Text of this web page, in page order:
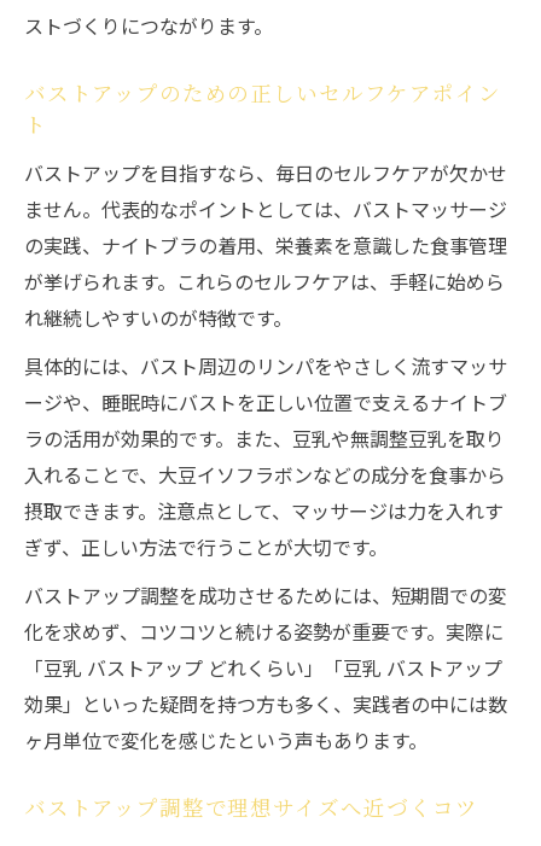
ストづくりにつながります。
バストアップのための正しいセルフケアポイン
ト
バストアップを目指すなら、毎日のセルフケアが欠かせ
ません。代表的なポイントとしては、バストマッサージ
の実践、ナイトブラの着用、栄養素を意識した食事管理
が挙げられます。これらのセルフケアは、手軽に始めら
れ継続しやすいのが特徴です。
具体的には、バスト周辺のリンパをやさしく流すマッサ
ージや、睡眠時にバストを正しい位置で支えるナイトブ
ラの活用が効果的です。また、豆乳や無調整豆乳を取り
入れることで、大豆イソフラボンなどの成分を食事から
摂取できます。注意点として、マッサージは力を入れす
ぎず、正しい方法で行うことが大切です。
バストアップ調整を成功させるためには、短期間での変
化を求めず、コツコツと続ける姿勢が重要です。実際に
「豆乳 バストアップ どれくらい」「豆乳 バストアップ
効果」といった疑問を持つ方も多く、実践者の中には数
ヶ月単位で変化を感じたという声もあります。
バストアップ調整で理想サイズへ近づくコツ